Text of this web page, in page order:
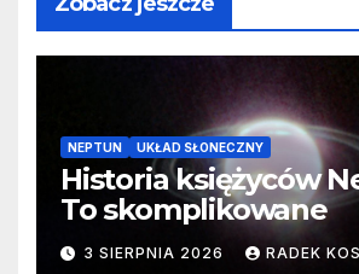
NEPTUN UKŁAD SŁONECZNY
Historia księżyców
To skomplikowane
3 SIERPNIA 2026 RADEK